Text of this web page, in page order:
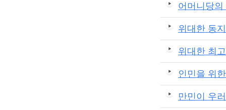
어머니당
위대한 동
위대한 최
인민을 위
만민이 우